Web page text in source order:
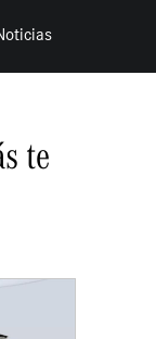
te